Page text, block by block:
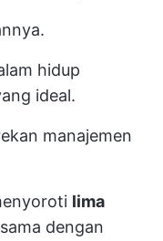
hidup
ideal.
manajemen
lima
dengan